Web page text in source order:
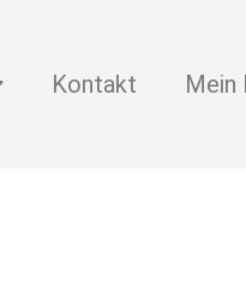
Kontakt Mein